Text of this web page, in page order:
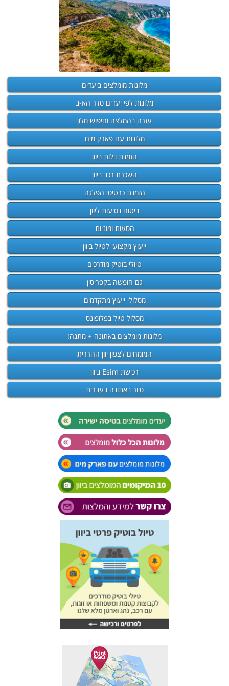
מלונות מומלצים ביעדים
מלונות לפי יעדים סדר הא-ב
עזרה בהמלצה וחיפוש מלון
מלונות עם פארק מים
הזמנת וילות ביוון
השכרת רכב ביוון
הזמנת כרטיסי הפלגה
ביטוח נסיעות ליוון
הסעות ומוניות
ייעוץ מקצועי לטיול ביוון
טיולי בוטיק מודרכים
גם חופשה בקפריסין
מסלולי ייעוץ מתקדמים
מסלול טיול בפלופונס
מלונות מומלצים באתונה + מתנה!
המומחים לצפון יוון ההררית
רכישת Esim ביוון
סיור באתונה בעברית